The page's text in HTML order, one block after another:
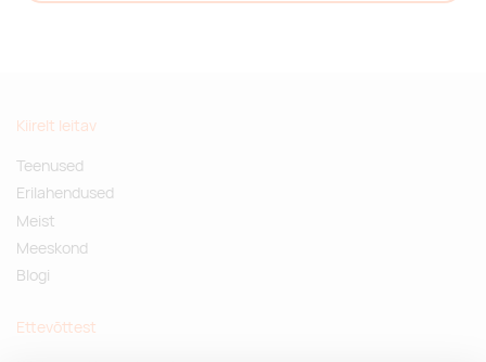
Kiirelt leitav
Teenused
Erilahendused
Meist
Meeskond
Blogi
Ettevõttest